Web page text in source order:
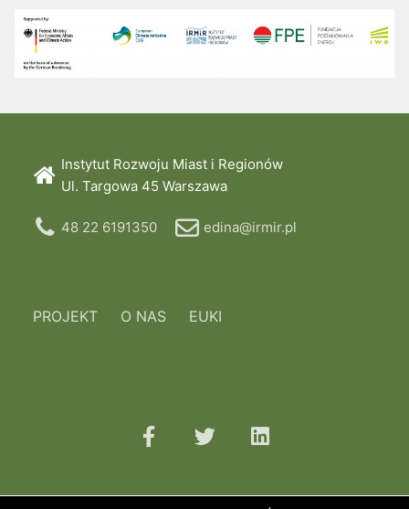
Instytut Rozwoju Miast i Regionów
Ul. Targowa 45 Warszawa
48 22 6191350 edina@irmir.pl
PROJEKT O NAS EUKI